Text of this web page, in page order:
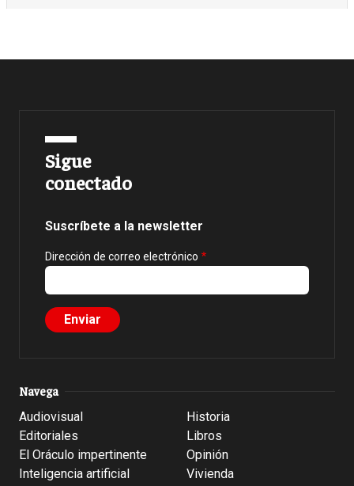
Sigue
conectado
Suscríbete a la newsletter
Dirección de correo electrónico
Navega
Audiovisual
Editoriales
El Oráculo impertinente
Inteligencia artificial
Historia
Libros
Opinión
Vivienda